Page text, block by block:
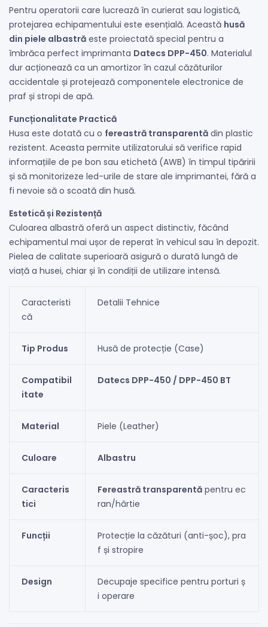
Pentru operatorii care lucrează în curierat sau logistică,
protejarea echipamentului este esențială. Această husă
din piele albastră este proiectată special pentru a
îmbrăca perfect imprimanta Datecs DPP-450. Materialul
dur acționează ca un amortizor în cazul căzăturilor
accidentale și protejează componentele electronice de
praf și stropi de apă.
Funcționalitate Practică
Husa este dotată cu o fereastră transparentă din plastic
rezistent. Aceasta permite utilizatorului să verifice rapid
informațiile de pe bon sau etichetă (AWB) în timpul tipăririi
și să monitorizeze led-urile de stare ale imprimantei, fără a
fi nevoie să o scoată din husă.
Estetică și Rezistență
Culoarea albastră oferă un aspect distinctiv, făcând
echipamentul mai ușor de reperat în vehicul sau în depozit.
Pielea de calitate superioară asigură o durată lungă de
viață a husei, chiar și în condiții de utilizare intensă.
Caracteristi
că
Detalii Tehnice
Tip Produs Husă de protecție (Case)
Compatibil
itate
Datecs DPP-450 / DPP-450 BT
Material Piele (Leather)
Culoare Albastru
Caracteris
tici
Fereastră transparentăpentru ec
ran/hârtie
Funcții
Protecție la căzături (anti-șoc), pra
f și stropire
Design
Decupaje specifice pentru porturi ș
i operare